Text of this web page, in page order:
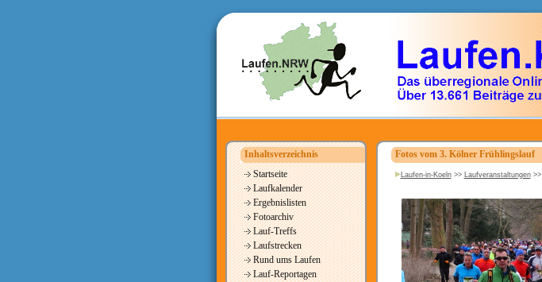
Inhaltsverzeichnis
Startseite
Laufkalender
Ergebnislisten
Fotoarchiv
Lauf-Treffs
Laufstrecken
Rund ums Laufen
Lauf-Reportagen
Fotos vom 3. Kölner Frühlingslauf
Laufen-in-Koeln>> Laufveranstaltungen>>